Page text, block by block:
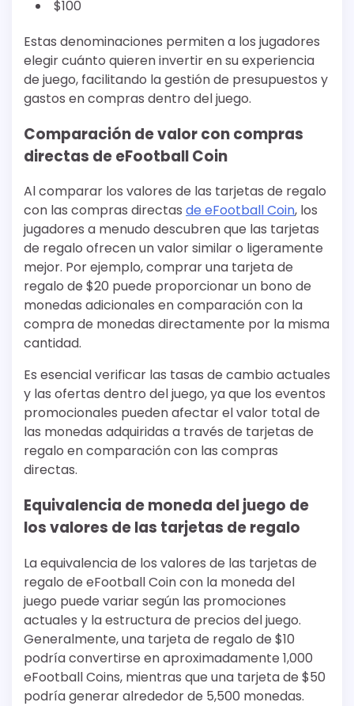
$100
Estas denominaciones permiten a los jugadores
elegir cuánto quieren invertir en su experiencia
de juego, facilitando la gestión de presupuestos y
gastos en compras dentro del juego.
Comparación de valor con compras
directas de eFootball Coin
Al comparar los valores de las tarjetas de regalo
con las compras directas de eFootball Coin, los
jugadores a menudo descubren que las tarjetas
de regalo ofrecen un valor similar o ligeramente
mejor. Por ejemplo, comprar una tarjeta de
regalo de $20 puede proporcionar un bono de
monedas adicionales en comparación con la
compra de monedas directamente por la misma
cantidad.
Es esencial verificar las tasas de cambio actuales
y las ofertas dentro del juego, ya que los eventos
promocionales pueden afectar el valor total de
las monedas adquiridas a través de tarjetas de
regalo en comparación con las compras
directas.
Equivalencia de moneda del juego de
los valores de las tarjetas de regalo
La equivalencia de los valores de las tarjetas de
regalo de eFootball Coin con la moneda del
juego puede variar según las promociones
actuales y la estructura de precios del juego.
Generalmente, una tarjeta de regalo de $10
podría convertirse en aproximadamente 1,000
eFootball Coins, mientras que una tarjeta de $50
podría generar alrededor de 5,500 monedas.